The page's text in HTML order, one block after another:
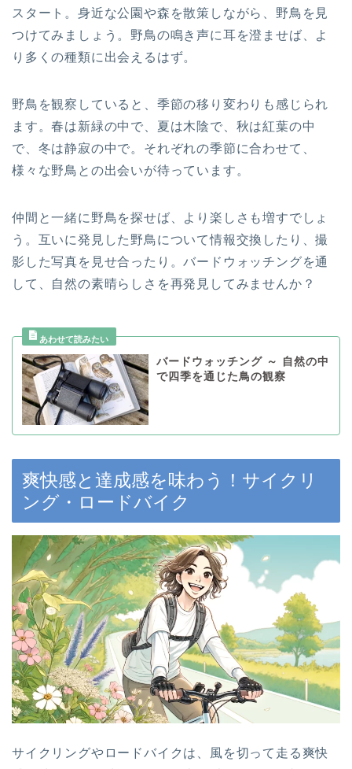
スタート。身近な公園や森を散策しながら、野鳥を見
つけてみましょう。野鳥の鳴き声に耳を澄ませば、よ
り多くの種類に出会えるはず。
野鳥を観察していると、季節の移り変わりも感じられ
ます。春は新緑の中で、夏は木陰で、秋は紅葉の中
で、冬は静寂の中で。それぞれの季節に合わせて、
様々な野鳥との出会いが待っています。
仲間と一緒に野鳥を探せば、より楽しさも増すでしょ
う。互いに発見した野鳥について情報交換したり、撮
影した写真を見せ合ったり。バードウォッチングを通
して、自然の素晴らしさを再発見してみませんか？
バードウォッチング ～ 自然の中
で四季を通じた鳥の観察
爽快感と達成感を味わう！サイクリ
ング・ロードバイク
サイクリングやロードバイクは、風を切って走る爽快